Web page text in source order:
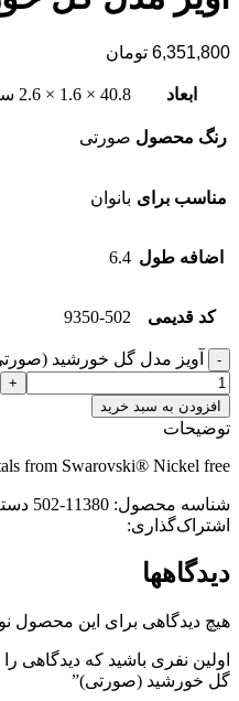
6,351,800 تومان
ابعاد 40.8 × 1.6 × 2.6 سانتیمتر
رنگ محصول صورتی
مناسب برای بانوان
اضافه طول 6.4
کد قدیمی 9350-502
آویز مدل گل خورشید
افزودن به سبد خرید
توضیحات
from Swarovski® Nickel free
شناسه محصول: 11380-502
اشتراک‌گذاری:
دیدگاهها
هیچ دیدگاهی برای این محصول
اولین نفری باشید که دیدگاهی
گل خورشید (صورتی)”